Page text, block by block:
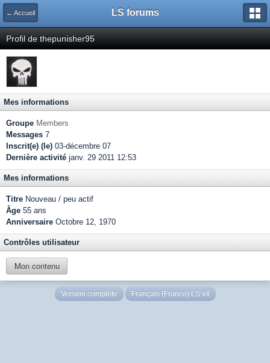
← Accueil LS forums
Profil de thepunisher95
Mes informations
Groupe Members
Messages 7
Inscrit(e) (le) 03-décembre 07
Dernière activité janv. 29 2011 12:53
Mes informations
Titre Nouveau / peu actif
Âge 55 ans
Anniversaire Octobre 12, 1970
Contrôles utilisateur
Mon contenu
Version complète Français (France) LS v4